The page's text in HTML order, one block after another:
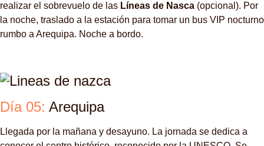
realizar el sobrevuelo de las Líneas de Nasca (opcional). Por
la noche, traslado a la estación para tomar un bus VIP nocturno
rumbo a Arequipa. Noche a bordo.
Día 05: Arequipa
Llegada por la mañana y desayuno. La jornada se dedica a